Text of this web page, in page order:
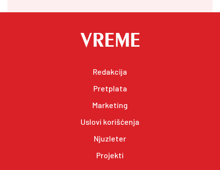
Redakcija
Pretplata
Marketing
Uslovi korišćenja
Njuzleter
Projekti